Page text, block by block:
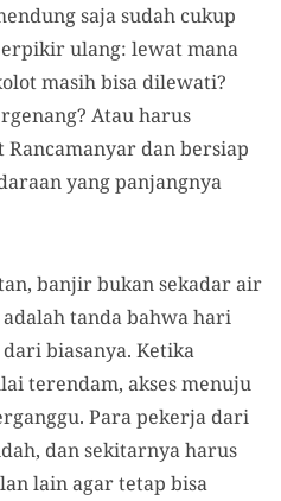
saja sudah cukup
ulang: lewat mana
masih bisa dilewati?
Atau harus
dan bersiap
yang panjangnya
banjir bukan sekadar air
tanda bahwa hari
biasanya. Ketika
terendam, akses menuju
Para pekerja dari
dan sekitarnya harus
lain agar tetap bisa